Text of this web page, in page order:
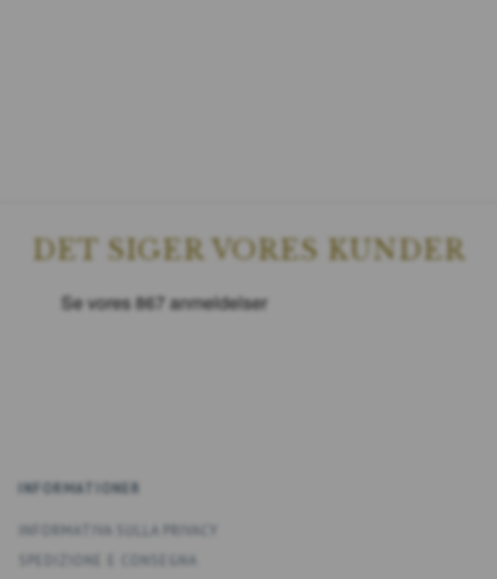
DET SIGER VORES KUNDER
INFORMATIONER
INFORMATIVA SULLA PRIVACY